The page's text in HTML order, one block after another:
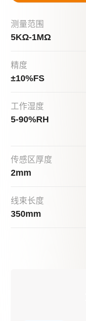
测量范围
5KΩ-1MΩ
精度
±10%FS
工作湿度
5-90%RH
传感区厚度
2mm
线束长度
350mm